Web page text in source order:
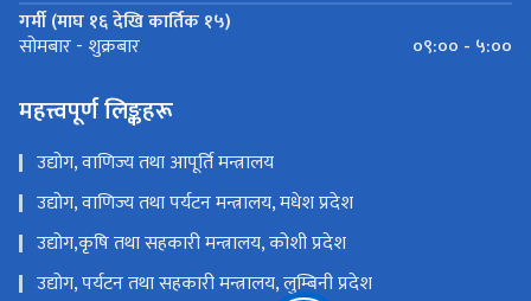
गर्मी (माघ १६ देखि कार्तिक १५)
सोमबार - शुक्रबार ०९:०० - ५:००
महत्त्वपूर्ण लिङ्कहरू
उद्योग, वाणिज्य तथा आपूर्ति मन्त्रालय
उद्योग, वाणिज्य तथा पर्यटन मन्त्रालय, मधेश प्रदेश
उद्योग,कृषि तथा सहकारी मन्त्रालय, कोशी प्रदेश
उद्योग, पर्यटन तथा सहकारी मन्त्रालय, लुम्बिनी प्रदेश